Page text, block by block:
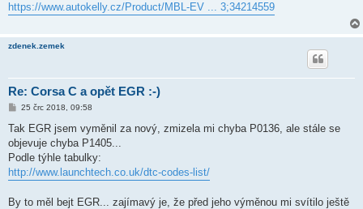
p
e
k
https://www.autokelly.cz/Product/MBL-EV ... 3;34214559
zdenek.zemek
Re: Corsa C a opět EGR :-)
P
í
p
ě
e
25 črc 2018, 09:58
Tak EGR jsem vyměnil za nový, zmizela mi chyba P0136, ale stále se
objevuje chyba P1405...
Podle týhle tabulky:
http://www.launchtech.co.uk/dtc-codes-list/
By to měl bejt EGR... zajímavý je, že před jeho výměnou mi svítilo ještě